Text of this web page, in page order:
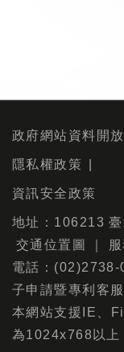
政府網站資料開
隱私權政策
資訊安全政策
地址：106213
交通位置圖
電話：
子申請暨專利客
本網站支援IE、
為1024x768以上